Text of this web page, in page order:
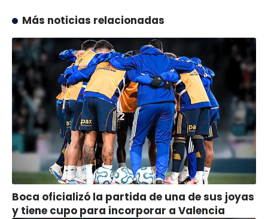
Más noticias relacionadas
Boca oficializó la partida de una de sus joyas
y tiene cupo para incorporar a Valencia